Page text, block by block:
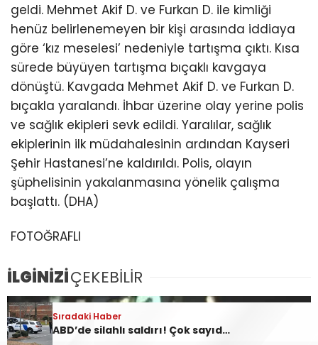
Sıradaki Haber
Kayseri’de 12.5 yıl hapisle aranan hükümlü yakalandı
Sıradaki Haber
Kayseri’de ‘kız meselesi’ nedeniyle çıkan bıçaklı kavgada 2 kişi yaralandı
geldi. Mehmet Akif D. ve Furkan D. ile kimliği
henüz belirlenemeyen bir kişi arasında iddiaya
göre ‘kız meselesi’ nedeniyle tartışma çıktı. Kısa
sürede büyüyen tartışma bıçaklı kavgaya
dönüştü. Kavgada Mehmet Akif D. ve Furkan D.
bıçakla yaralandı. İhbar üzerine olay yerine polis
ve sağlık ekipleri sevk edildi. Yaralılar, sağlık
ekiplerinin ilk müdahalesinin ardından Kayseri
Şehir Hastanesi’ne kaldırıldı. Polis, olayın
şüphelisinin yakalanmasına yönelik çalışma
başlattı. (DHA)
FOTOĞRAFLI
İLGİNİZİÇEKEBİLİR
Sıradaki Haber
ABD’de silahlı saldırı! Çok sayıda ölü ve yaralı var